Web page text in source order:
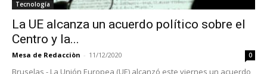
Tecnología
La UE alcanza un acuerdo político sobre el
Centro y la...
Mesa de Redacciòn - 11/12/2020 0
Bruselas - La Unión Europea (UE) alcanzó este viernes un acuerdo